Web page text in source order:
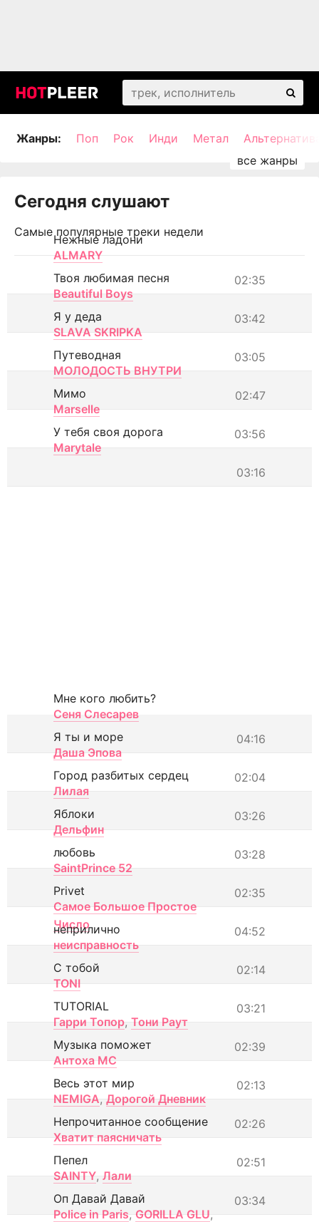
Жанры: Поп Рок Инди Метал
Сегодня слушают
Самые популярные треки недели
Нежные ладони
ALMARY
02:35
Твоя любимая песня
Beautiful Boys
03:42
Я у деда
SLAVA SKRIPKA
03:05
Путеводная
МОЛОДОСТЬ ВНУТРИ
02:47
Мимо
Marselle
03:56
У тебя своя дорога
Marytale
03:16
Мне кого любить?
Сеня Слесарев
04:16
Я ты и море
Даша Эпова
02:04
Город разбитых сердец
Лилая
03:26
Яблоки
Дельфин
03:28
любовь
SaintPrince 52
02:35
Privet
Самое Большое Простое
Число
04:52
неприлично
неисправность
02:14
С тобой
TONI
03:21
TUTORIAL
Гарри Топор, Тони Раут
02:39
Музыка поможет
Антоха МС
02:13
Весь этот мир
NEMIGA, Дорогой Дневник
02:26
Непрочитанное сообщение
Хватит паясничать
02:51
Пепел
SAINTY, Лали
03:34
Оп Давай Давай
Police in Paris, GORILLA GLU,